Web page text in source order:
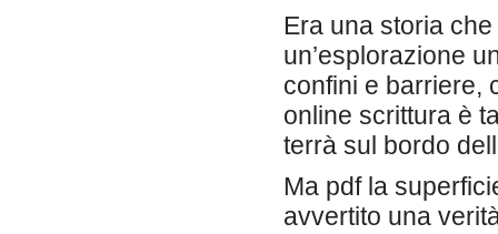
Era una storia
un’esplorazione
confini e barriere,
online scrittura è
terrà sul bordo
Ma pdf la
avvertito una